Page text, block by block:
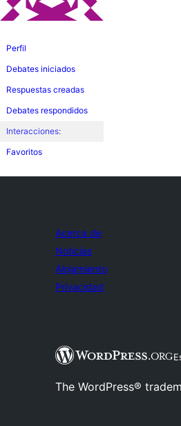
Perfil
Debates iniciados
Respuestas creadas
Debates respondidos
Interacciones:
Favoritos
Acerca de
Noticias
Alojamiento
Privacidad
The WordPress®